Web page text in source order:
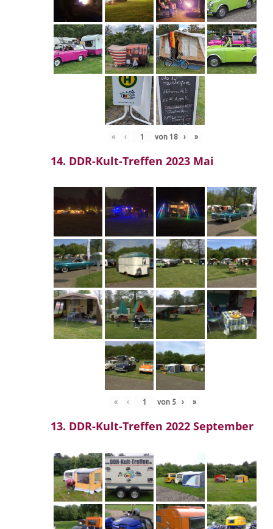
« ‹ von 18 › »
14. DDR-Kult-Treffen 2023 Mai
« ‹ von 5 › »
13. DDR-Kult-Treffen 2022 September